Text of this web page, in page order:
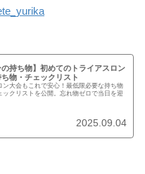
の持ち物】初めてのトライアスロン
物・チェックリスト
ン大会もこれで安心！最低限必要な持ち物
ックリストを公開。忘れ物ゼロで当日を迎
2025.09.04